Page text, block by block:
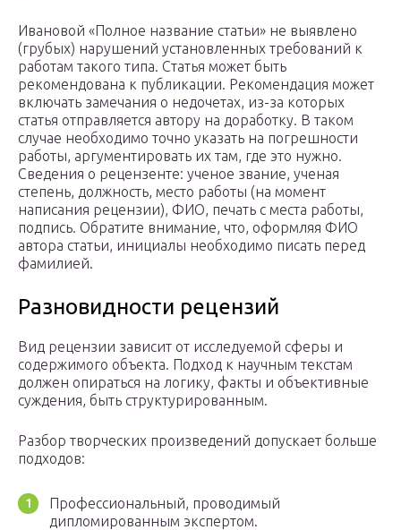
Ивановой «Полное название статьи» не выявлено
(грубых) нарушений установленных требований к
работам такого типа. Статья может быть
рекомендована к публикации. Рекомендация может
включать замечания о недочетах, из-за которых
статья отправляется автору на доработку. В таком
случае необходимо точно указать на погрешности
работы, аргументировать их там, где это нужно.
Сведения о рецензенте: ученое звание, ученая
степень, должность, место работы (на момент
написания рецензии), ФИО, печать с места работы,
подпись. Обратите внимание, что, оформляя ФИО
автора статьи, инициалы необходимо писать перед
фамилией.
Разновидности рецензий
Вид рецензии зависит от исследуемой сферы и
содержимого объекта. Подход к научным текстам
должен опираться на логику, факты и объективные
суждения, быть структурированным.
Разбор творческих произведений допускает больше
подходов:
Профессиональный, проводимый
дипломированным экспертом.